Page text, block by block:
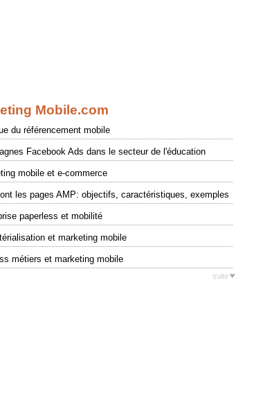
Mobile.com
du référencement mobile
Facebook Ads dans le secteur de l'éducation
mobile et e-commerce
les pages AMP: objectifs, caractéristiques, exemples
paperless et mobilité
et marketing mobile
métiers et marketing mobile
suite